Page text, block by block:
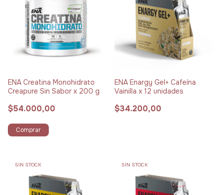
ENA Creatina Monohidrato
Creapure Sin Sabor x 200 g
$54.000,00
Comprar
ENA Enargy Gel+ Cafeína
Vainilla x 12 unidades
$34.200,00
SIN STOCK SIN STOCK